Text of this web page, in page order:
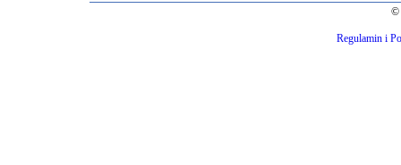
©
Regulamin i